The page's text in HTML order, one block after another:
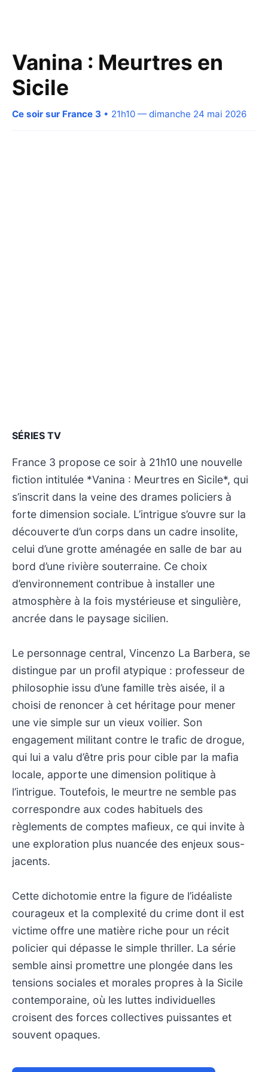
Vanina : Meurtres en
Sicile
Ce soir sur France 3 • 21h10 — dimanche 24 mai 2026
SÉRIES TV
France 3 propose ce soir à 21h10 une nouvelle
fiction intitulée *Vanina : Meurtres en Sicile*, qui
s’inscrit dans la veine des drames policiers à
forte dimension sociale. L’intrigue s’ouvre sur la
découverte d’un corps dans un cadre insolite,
celui d’une grotte aménagée en salle de bar au
bord d’une rivière souterraine. Ce choix
d’environnement contribue à installer une
atmosphère à la fois mystérieuse et singulière,
ancrée dans le paysage sicilien.
Le personnage central, Vincenzo La Barbera, se
distingue par un profil atypique : professeur de
philosophie issu d’une famille très aisée, il a
choisi de renoncer à cet héritage pour mener
une vie simple sur un vieux voilier. Son
engagement militant contre le trafic de drogue,
qui lui a valu d’être pris pour cible par la mafia
locale, apporte une dimension politique à
l’intrigue. Toutefois, le meurtre ne semble pas
correspondre aux codes habituels des
règlements de comptes mafieux, ce qui invite à
une exploration plus nuancée des enjeux sous-
jacents.
Cette dichotomie entre la figure de l’idéaliste
courageux et la complexité du crime dont il est
victime offre une matière riche pour un récit
policier qui dépasse le simple thriller. La série
semble ainsi promettre une plongée dans les
tensions sociales et morales propres à la Sicile
contemporaine, où les luttes individuelles
croisent des forces collectives puissantes et
souvent opaques.